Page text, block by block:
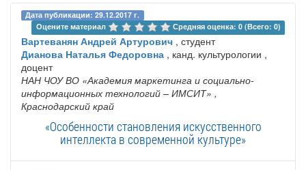
Дата публикации: 29.12.2017 г.
Оцените материал
Средняя оценка: 0 (Всего: 0)
Вартеванян Андрей Артурович , студент
Дианова Наталья Федоровна , канд. культурологии ,
доцент
НАН ЧОУ ВО «Академия маркетинга и социально-
информационных технологий – ИМСИТ» ,
Краснодарский край
«Особенности становления искусственного
интеллекта в современной культуре»